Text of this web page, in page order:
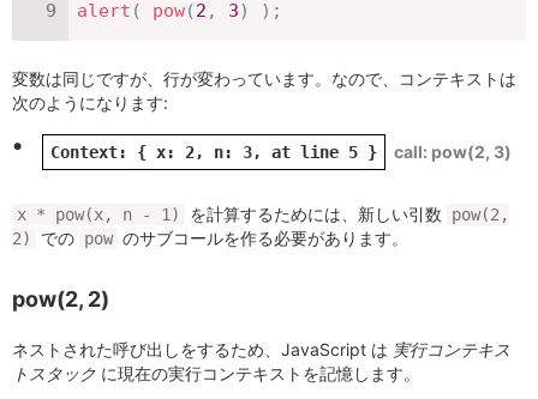
alert ( pow(2 , 3) ) ;
変数は同じですが、行が変わっています。なので、コンテキストは
次のようになります:
Context: { x: 2, n: 3, at line 5 } pow(2, 3)
x * pow(x, n - 1) を計算するためには、新しい引数
pow(2,
2)
での pow のサブコールを作る必要があります。
pow(2, 2)
ネストされた呼び出しをするため、JavaScript は 実行コンテキス
トスタック に現在の実行コンテキストを記憶します。